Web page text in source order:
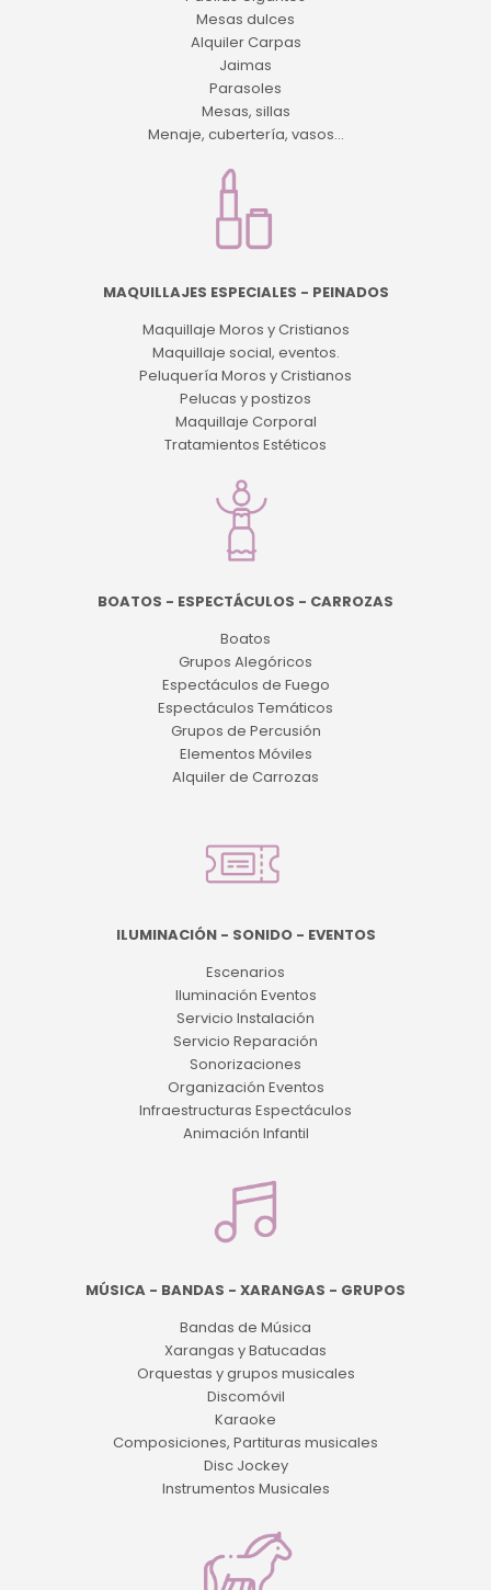
Mesas dulces
Alquiler Carpas
Jaimas
Parasoles
Mesas, sillas
Menaje, cubertería, vasos...
MAQUILLAJES ESPECIALES - PEINADOS
Maquillaje Moros y Cristianos
Maquillaje social, eventos.
Peluquería Moros y Cristianos
Pelucas y postizos
Maquillaje Corporal
Tratamientos Estéticos
BOATOS - ESPECTÁCULOS - CARROZAS
Boatos
Grupos Alegóricos
Espectáculos de Fuego
Espectáculos Temáticos
Grupos de Percusión
Elementos Móviles
Alquiler de Carrozas
ILUMINACIÓN - SONIDO - EVENTOS
Escenarios
Iluminación Eventos
Servicio Instalación
Servicio Reparación
Sonorizaciones
Organización Eventos
Infraestructuras Espectáculos
Animación Infantil
MÚSICA - BANDAS - XARANGAS - GRUPOS
Bandas de Música
Xarangas y Batucadas
Orquestas y grupos musicales
Discomóvil
Karaoke
Composiciones, Partituras musicales
Disc Jockey
Instrumentos Musicales